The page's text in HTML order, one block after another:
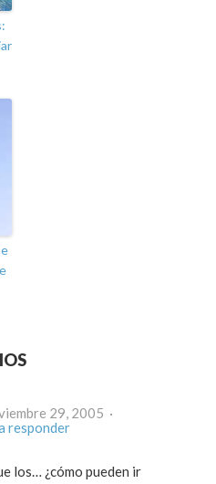
Julen en noviembre 29, 2005 ·
responder
los… ¿cómo pueden ir